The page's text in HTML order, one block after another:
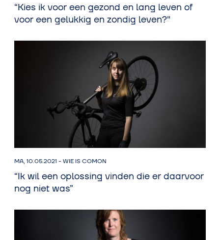
“Kies ik voor een gezond en lang leven of
voor een gelukkig en zondig leven?"
MA, 10.05.2021 -WIE IS COMON
“Ik wil een oplossing vinden die er daarvoor
nog niet was”